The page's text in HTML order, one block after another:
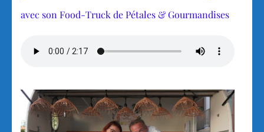
avec son Food-Truck de Pétales & Gourmandises